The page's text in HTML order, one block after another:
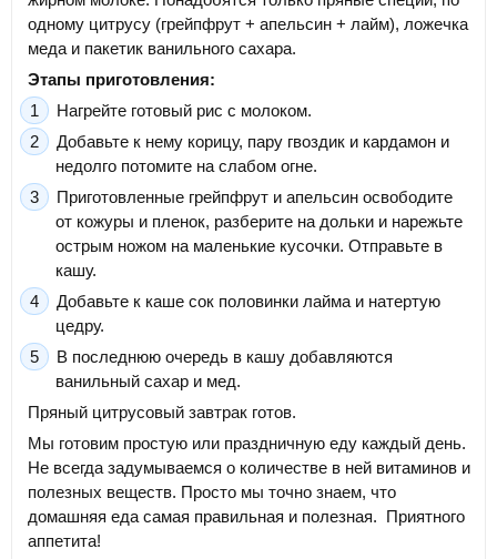
одному цитрусу (грейпфрут + апельсин + лайм), ложечка
меда и пакетик ванильного сахара.
Этапы приготовления:
Нагрейте готовый рис с молоком.
Добавьте к нему корицу, пару гвоздик и кардамон и
недолго потомите на слабом огне.
Приготовленные грейпфрут и апельсин освободите
от кожуры и пленок, разберите на дольки и нарежьте
острым ножом на маленькие кусочки. Отправьте в
кашу.
Добавьте к каше сок половинки лайма и натертую
цедру.
В последнюю очередь в кашу добавляются
ванильный сахар и мед.
Пряный цитрусовый завтрак готов.
Мы готовим простую или праздничную еду каждый день.
Не всегда задумываемся о количестве в ней витаминов и
полезных веществ. Просто мы точно знаем, что
домашняя еда самая правильная и полезная. Приятного
аппетита!